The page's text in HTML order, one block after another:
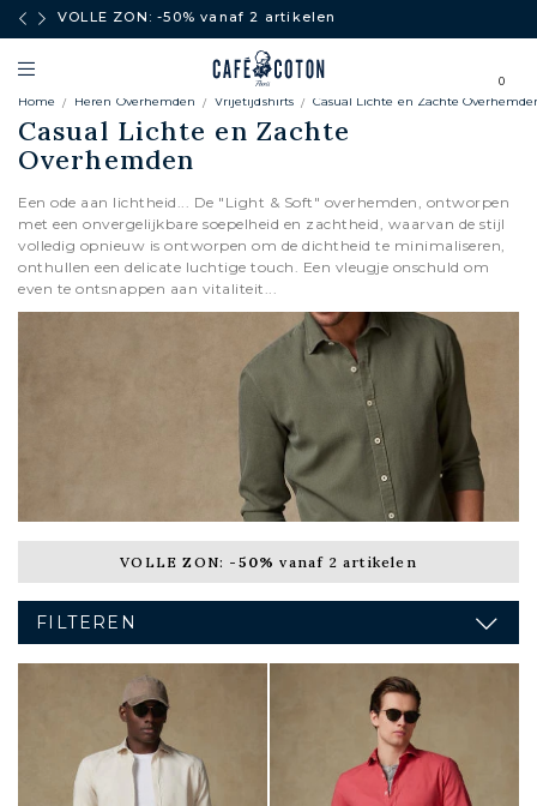
VOLLE ZON: -50% vanaf 2 artikelen
0
Home Heren Overhemden Vrijetijdshirts Casual Lichte en Zachte
Casual Lichte en Zachte
Overhemden
Een ode aan lichtheid... De "Light & Soft" overhemden, ontworpen
met een onvergelijkbare soepelheid en zachtheid, waarvan de stijl
volledig opnieuw is ontworpen om de dichtheid te minimaliseren,
onthullen een delicate luchtige touch. Een vleugje onschuld om
even te ontsnappen aan vitaliteit...
VOLLE ZON: -50% vanaf 2 artikelen
FILTEREN